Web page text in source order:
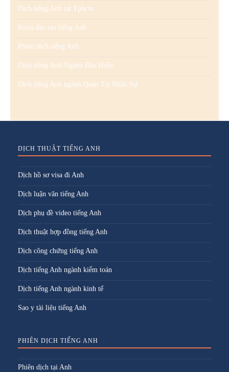
Dịch tiếng Anh tại Tphcm
Khóa đào tạo tiếng Anh
Phiên dịch tiếng Anh
Dịch tiếng Anh Ngành Bảo Hiểm
Dịch tiếng Anh ngành Quản Trị Nhân Sự
DỊCH THUẬT TIẾNG ANH
Dịch hồ sơ visa đi Anh
Dịch luận văn tiếng Anh
Dịch phụ đề video tiếng Anh
Dịch thuật hợp đồng tiếng Anh
Dịch công chứng tiếng Anh
Dịch tiếng Anh ngành kiểm toán
Dịch tiếng Anh ngành kinh tế
Sao y tài liệu tiếng Anh
PHIÊN DỊCH TIẾNG ANH
Phiên dịch tại Anh